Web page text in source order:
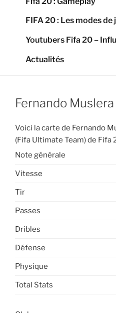
FIFA 20 : Les modes de
Youtubers Fifa 20 –
Actualités
Fernando Muslera
Voici la carte de Fernando
(Fifa Ultimate Team) de Fifa
Note générale
Vitesse
Tir
Passes
Dribles
Défense
Physique
Total Stats